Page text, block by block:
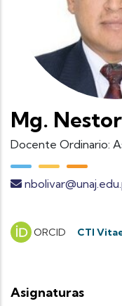
Mg.
Docente Ordinario:
ORCID CTI
Asignaturas